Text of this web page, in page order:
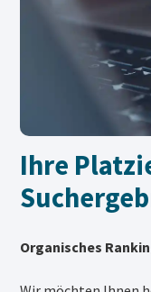
Ihre
Organisches